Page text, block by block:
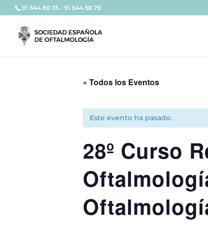
91 544 80 35 - 91 544 58 79
« Todos los Eventos
Este evento ha pasado.
28º Curso